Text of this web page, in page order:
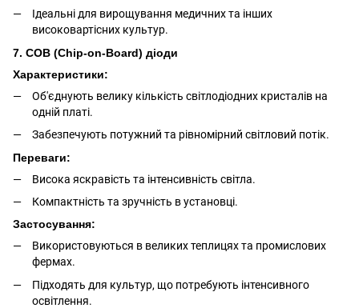
Ідеальні для вирощування медичних та інших
високовартісних культур.
7. COB (Chip-on-Board) діоди
Характеристики:
Об'єднують велику кількість світлодіодних кристалів на
одній платі.
Забезпечують потужний та рівномірний світловий потік.
Переваги:
Висока яскравість та інтенсивність світла.
Компактність та зручність в установці.
Застосування:
Використовуються в великих теплицях та промислових
фермах.
Підходять для культур, що потребують інтенсивного
освітлення.